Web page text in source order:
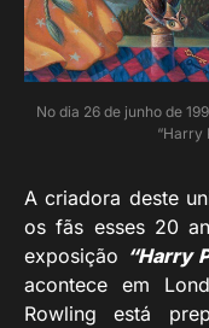
No dia 26 de junho de
“Harry
A criadora deste
os fãs esses 20
exposição “Harry
acontece em
Rowling está